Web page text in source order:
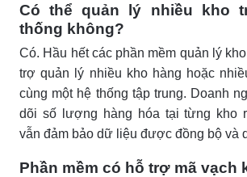
Có thể quản lý nhiều kho
thống không?
Có. Hầu hết các phần mềm quản lý
trợ quản lý nhiều kho hàng hoặc
cùng một hệ thống tập trung. Doanh
dõi số lượng hàng hóa tại từng kho
vẫn đảm bảo dữ liệu được đồng bộ và
Phần mềm có hỗ trợ mã vạch